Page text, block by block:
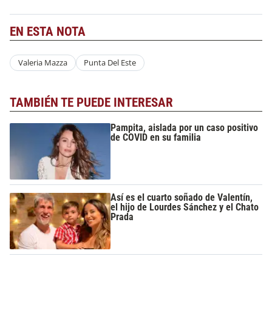
EN ESTA NOTA
Valeria Mazza Punta Del Este
TAMBIÉN TE PUEDE INTERESAR
Pampita, aislada por un caso positivo
de COVID en su familia
Así es el cuarto soñado de Valentín,
el hijo de Lourdes Sánchez y el Chato
Prada